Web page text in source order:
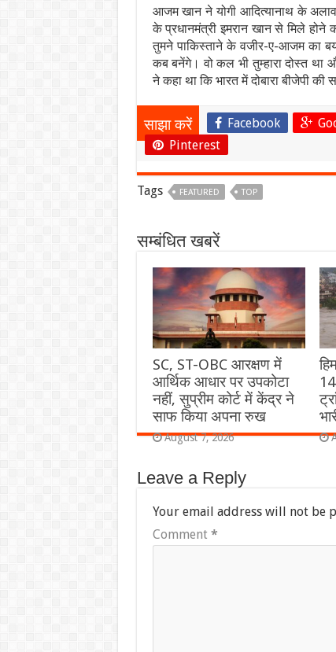
आजम खान ने योगी आदित्यानाथ के
के प्रधानमंत्री इमरान खान से मिले
तुमने पाकिस्ताने के वजीर-ए-आजम का
कब बनेंगे। वो कल भी तुम्हारा दोस्त था
ने कहा था कि भारत में दोबारा बीजेपी
साझा करें Facebook
Pinterest
Tags FEATURED TOP
सम्बंधित खबरें
SC, ST-OBC आरक्षण में
आर्थिक आधार पर उपकोटा
नहीं, सुप्रीम कोर्ट में केंद्र ने
साफ किया अपना रुख
August 7, 2026
Leave a Reply
Your email address will not be
Comment *